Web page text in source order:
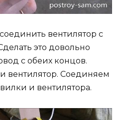
вентилятор с
это довольно
с обеих концов.
вентилятор. Соединяем
и вентилятора.